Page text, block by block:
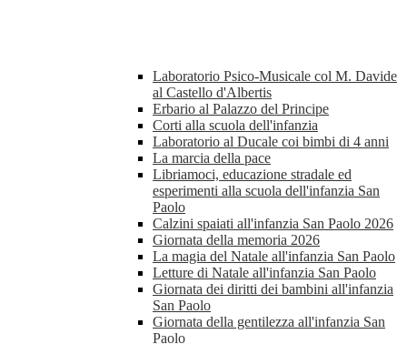
Laboratorio Psico-Musicale col M. Davide
al Castello d'Albertis
Erbario al Palazzo del Principe
Corti alla scuola dell'infanzia
Laboratorio al Ducale coi bimbi di 4 anni
La marcia della pace
Libriamoci, educazione stradale ed
esperimenti alla scuola dell'infanzia San
Paolo
Calzini spaiati all'infanzia San Paolo 2026
Giornata della memoria 2026
La magia del Natale all'infanzia San Paolo
Letture di Natale all'infanzia San Paolo
Giornata dei diritti dei bambini all'infanzia
San Paolo
Giornata della gentilezza all'infanzia San
Paolo